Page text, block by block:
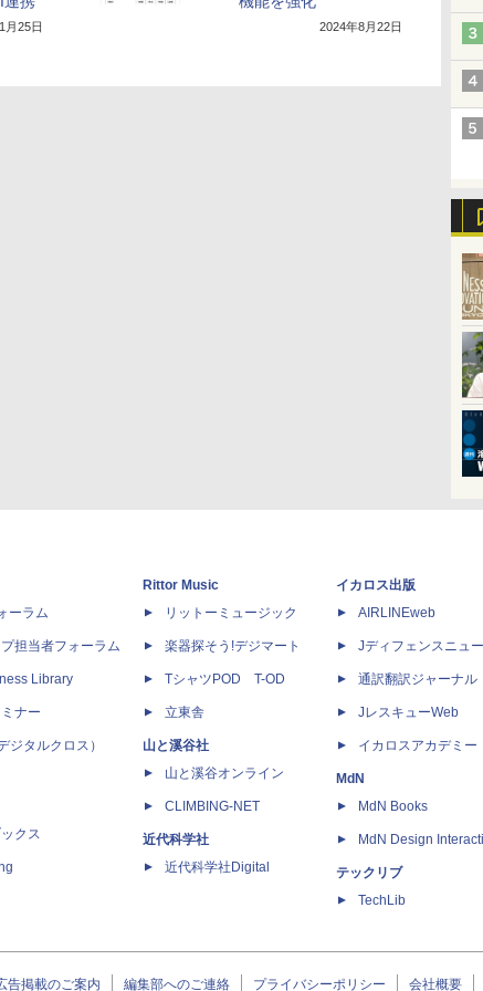
月25日 2024年8月22日
ーラム
担当者フォーラム
Library
ナー
ジタルクロス）
クス
Rittor Music
リットーミュージック
楽器探そう!デジマート
TシャツPOD T-OD
立東舎
山と溪谷社
山と溪谷オンライン
CLIMBING-NET
近代科学社
近代科学社Digital
イカロス出版
AIRLINEweb
Jディフェンスニュ
通訳翻訳ジャーナル
JレスキューWeb
イカロスアカデミー
MdN
MdN Books
MdN Design
テックリブ
TechLib
告掲載のご案内 編集部へのご連絡 プライバシーポリシー 会社概要